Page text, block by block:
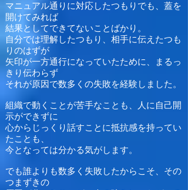
マニュアル通りに対応したつもりでも、蓋を
開けてみれば
結果としてできてないことばかり。
自分では理解したつもり、相手に伝えたつも
りのはずが
矢印が一方通行になっていたために、まるっ
きり伝わらず
それが原因で数多くの失敗を経験しました。
組織で動くことが苦手なことも、人に自己開
示ができずに
心からじっくり話すことに抵抗感を持ってい
たことも、
今となっては分かる気がします。
でも誰よりも数多く失敗したからこそ、その
つまずきの